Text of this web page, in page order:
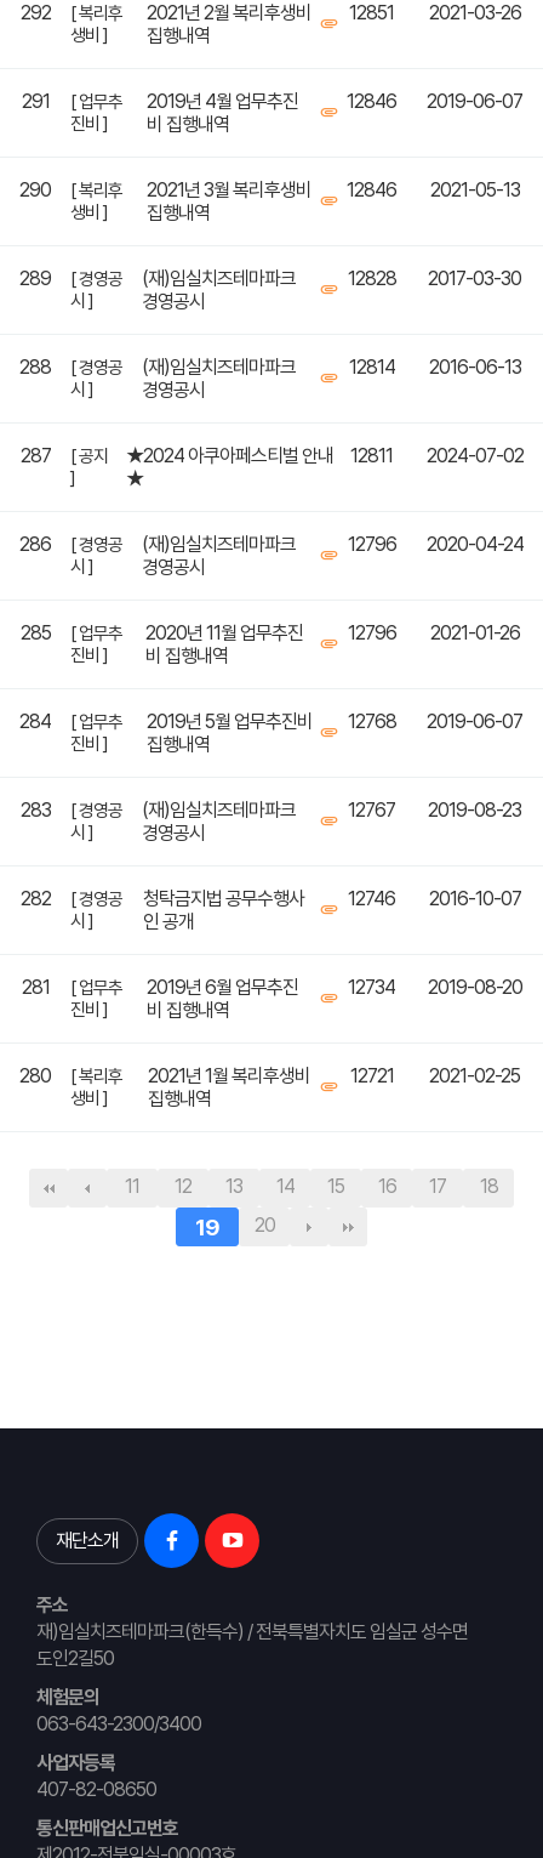
292
[ 복리후
생비 ]
2021년 2월 복리후생비
집행내역
12851 2021-03-26
291
[ 업무추
진비 ]
2019년 4월 업무추진
비 집행내역
12846 2019-06-07
290
[ 복리후
생비 ]
2021년 3월 복리후생비
집행내역
12846 2021-05-13
289
[ 경영공
시 ]
(재)임실치즈테마파크
경영공시
12828 2017-03-30
288
[ 경영공
시 ]
(재)임실치즈테마파크
경영공시
12814 2016-06-13
287
[ 공지
]
★2024 아쿠아페스티벌 안내
★
12811 2024-07-02
286
[ 경영공
시 ]
(재)임실치즈테마파크
경영공시
12796 2020-04-24
285
[ 업무추
진비 ]
2020년 11월 업무추진
비 집행내역
12796 2021-01-26
284
[ 업무추
진비 ]
2019년 5월 업무추진비
집행내역
12768 2019-06-07
283
[ 경영공
시 ]
(재)임실치즈테마파크
경영공시
12767 2019-08-23
282
[ 경영공
시 ]
청탁금지법 공무수행사
인 공개
12746 2016-10-07
281
[ 업무추
진비 ]
2019년 6월 업무추진
비 집행내역
12734 2019-08-20
280
[ 복리후
생비 ]
2021년 1월 복리후생비
집행내역
12721 2021-02-25
11 12 13 14 15 16 17 18
19 20
재단소개
주소
재)임실치즈테마파크(한득수) / 전북특별자치도 임실군 성수면
도인2길50
체험문의
063-643-2300/3400
사업자등록
407-82-08650
통신판매업신고번호